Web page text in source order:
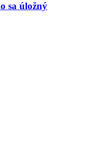
sa úložný